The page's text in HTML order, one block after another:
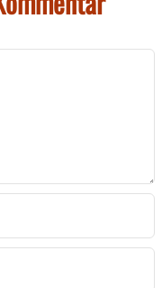
Tanz und
donnerstags:
13. November